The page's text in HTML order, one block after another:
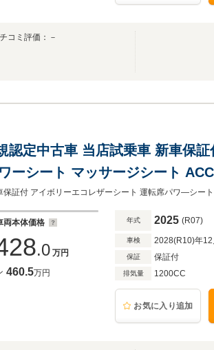
コミ評価：－
認定中古車 当店試乗車 新車保
ーシート マッサージシート
ダイアモンドカット18インチ
両本体価格
.0 万円
460.5万円
年式 2025 (R07)
車検 2028(R10)年12
保証 保証付
排気量 1200CC
お気に入り追加